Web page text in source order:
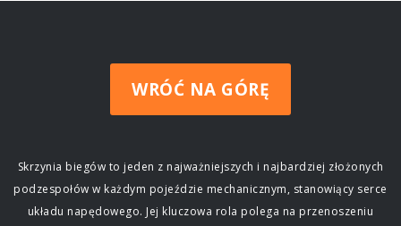
WRÓĆ NA GÓRĘ
Skrzynia biegów to jeden z najważniejszych i najbardziej złożonych
podzespołów w każdym pojeździe mechanicznym, stanowiący serce
układu napędowego. Jej kluczowa rola polega na przenoszeniu